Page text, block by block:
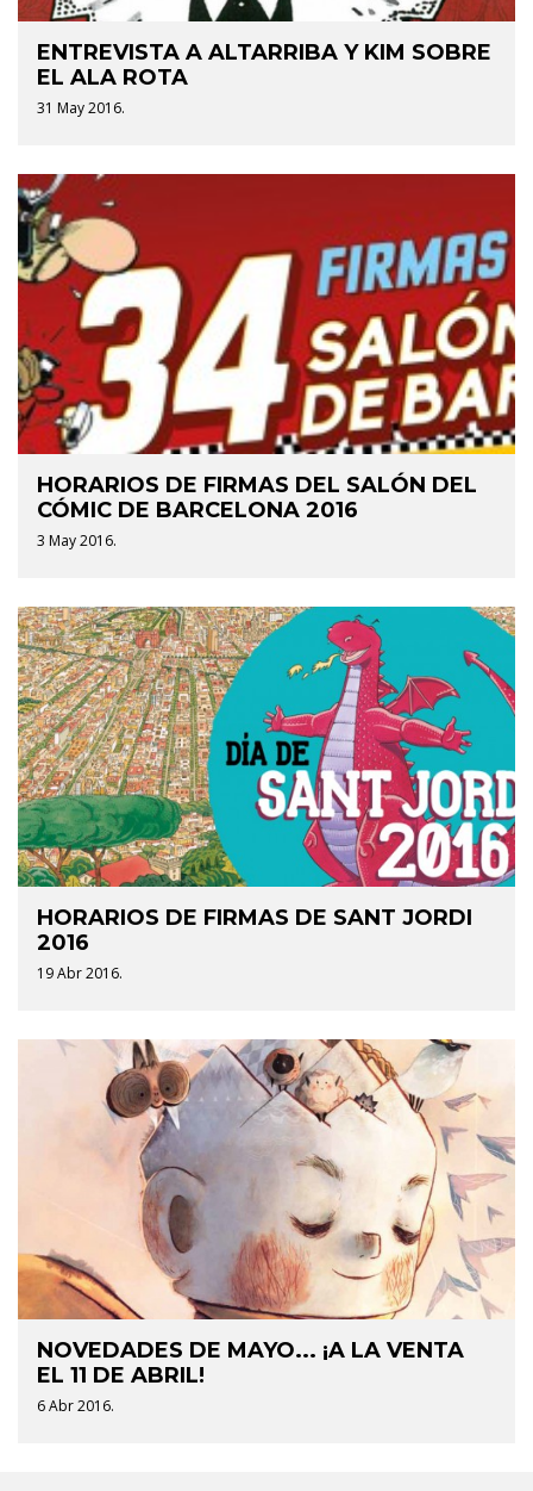
ENTREVISTA A ALTARRIBA Y KIM SOBRE
EL ALA ROTA
31 May 2016.
HORARIOS DE FIRMAS DEL SALÓN DEL
CÓMIC DE BARCELONA 2016
3 May 2016.
HORARIOS DE FIRMAS DE SANT JORDI
2016
19 Abr 2016.
NOVEDADES DE MAYO... ¡A LA VENTA
EL 11 DE ABRIL!
6 Abr 2016.